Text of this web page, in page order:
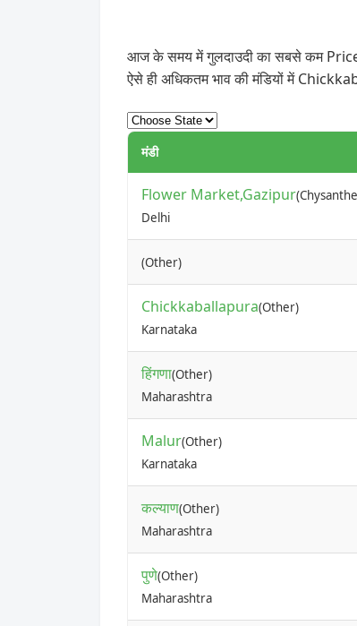
आज के समय में गुलदाउदी का सबसे कम
ऐसे ही अधिकतम भाव की मंडियों में
मंडी
Flower Market,Gazipur
Delhi
(Other)
Chickkaballapura(Other)
Karnataka
हिंगणा(Other)
Maharashtra
Malur(Other)
Karnataka
कल्याण(Other)
Maharashtra
पुणे(Other)
Maharashtra